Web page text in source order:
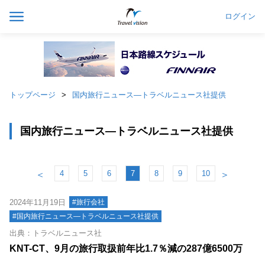
ログイン
トップページ 国内旅行ニュース―トラベルニュース社提供
国内旅行ニュース―トラベルニュース社提供
＜ 4 5 6 7 8 9 10 ＞
2024年11月19日
#旅行会社
#国内旅行ニュース―トラベルニュース社提供
出典：トラベルニュース社
KNT-CT、9月の旅行取扱前年比1.7％減の287億6500万